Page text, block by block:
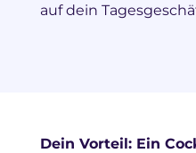
auf dein
Dein Vorteil: Ein